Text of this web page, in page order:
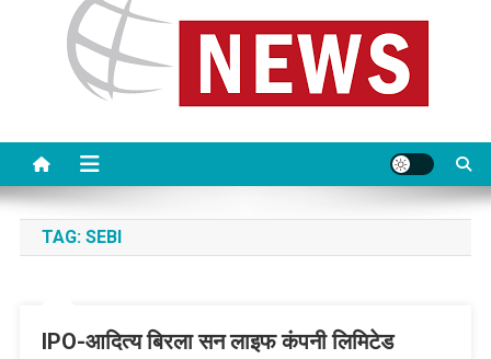
TAG: SEBI
IPO-आदित्य बिरला सन लाइफ कंपनी लिमिटेड